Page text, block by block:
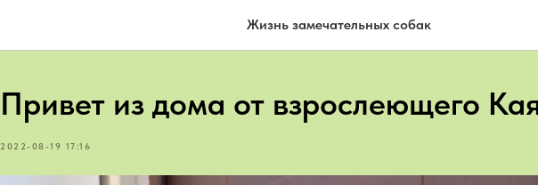
Жизнь замечательных собак
Привет из дома от взрослеющего
2022-08-19 17:16